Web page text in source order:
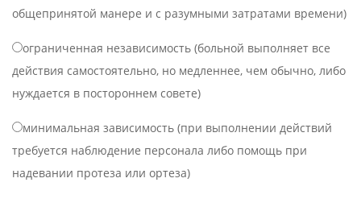
общепринятой манере и с разумными затратами времени)
ограниченная независимость (больной выполняет все
действия самостоятельно, но медленнее, чем обычно, либо
нуждается в постороннем совете)
минимальная зависимость (при выполнении действий
требуется наблюдение персонала либо помощь при
надевании протеза или ортеза)